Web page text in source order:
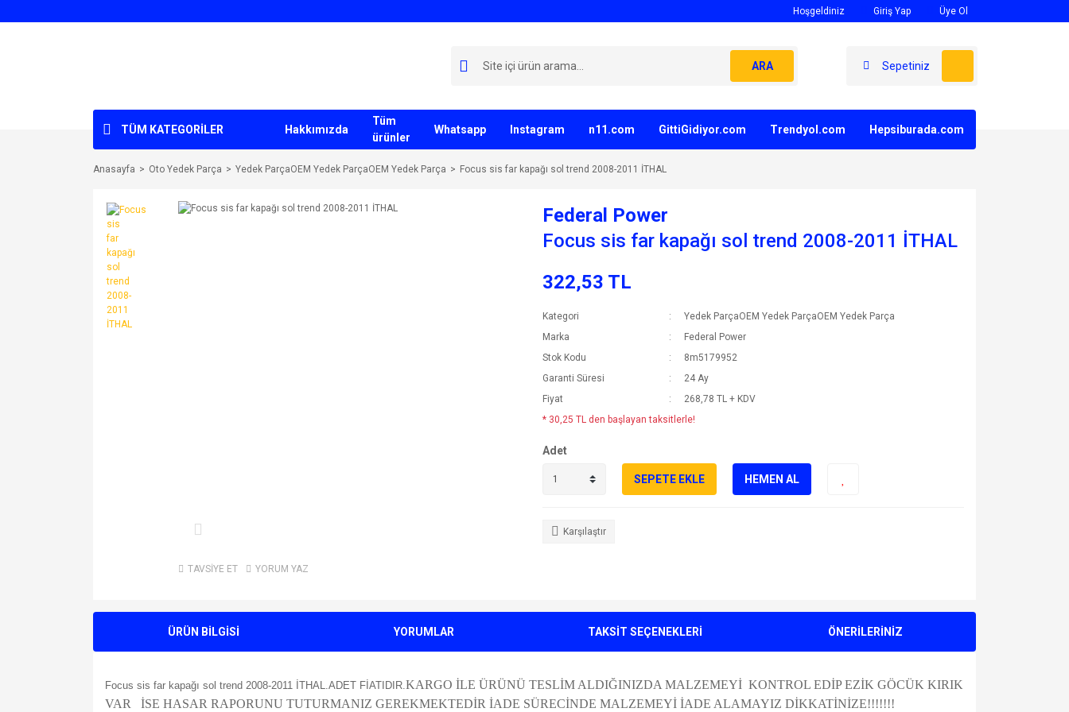
Hoşgeldiniz Giriş Yap Üye Ol
ARA Sepetiniz
TÜM KATEGORİLER Hakkımızda
Tüm
ürünler
Whatsapp Instagram n11.com GittiGidiyor.com Trendyol.com Hepsiburada.com
Anasayfa Oto Yedek Parça Yedek ParçaOEM Yedek ParçaOEM Yedek Parça Focus sis far kapağı sol trend 2008-2011 İTHAL
TAVSİYE ET YORUM YAZ
Federal Power
Focus sis far kapağı sol trend 2008-2011 İTHAL
322,53 TL
Kategori
Yedek ParçaOEM Yedek ParçaOEM Yedek Parça
Marka
Federal Power
Stok Kodu
8m5179952
Garanti Süresi
24 Ay
Fiyat
268,78 TL + KDV
* 30,25 TL den başlayan taksitlerle!
Adet
SEPETE EKLE HEMEN AL
Karşılaştır
ÜRÜN BİLGİSİ YORUMLAR TAKSİT SEÇENEKLERİ ÖNERİLERİNİZ
Focus sis far kapağı sol trend 2008-2011 İTHAL.ADET FİATIDIR.KARGO İLE ÜRÜNÜ TESLİM ALDIĞINIZDA MALZEMEYİ KONTROL EDİP EZİK GÖCÜK KIRIK
VAR İSE HASAR RAPORUNU TUTURMANIZ GEREKMEKTEDİR İADE SÜRECİNDE MALZEMEYİ İADE ALAMAYIZ DİKKATİNİZE!!!!!!!